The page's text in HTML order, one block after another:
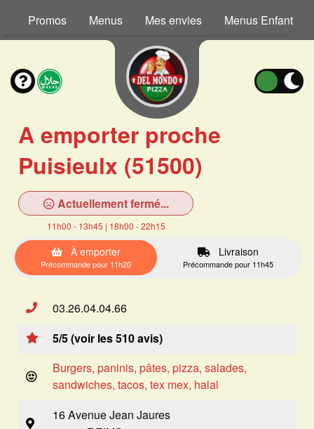
Promos Menus Mes envies Menus Enfant
A emporter proche
Puisieulx (51500)
Actuellement fermé...
11h00 - 13h45 | 18h00 - 22h15
À emporter
Précommande pour 11h20
Livraison
Précommande pour 11h45
03.26.04.04.66
5/5 (voir les 510 avis)
Burgers, paninis, pâtes, pizza, salades,
sandwiches, tacos, tex mex, halal
16 Avenue Jean Jaures